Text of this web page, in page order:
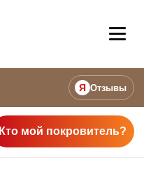
Я Отзывы
Кто мой покровитель?